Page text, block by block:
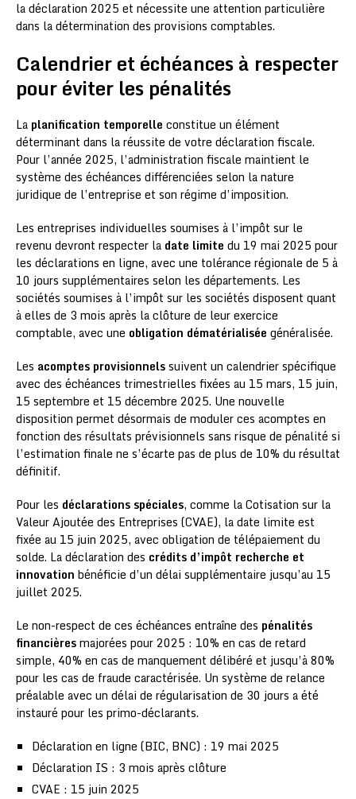
la déclaration 2025 et nécessite une attention particulière
dans la détermination des provisions comptables.
Calendrier et échéances à respecter
pour éviter les pénalités
La planification temporelle constitue un élément
déterminant dans la réussite de votre déclaration fiscale.
Pour l’année 2025, l’administration fiscale maintient le
système des échéances différenciées selon la nature
juridique de l’entreprise et son régime d’imposition.
Les entreprises individuelles soumises à l’impôt sur le
revenu devront respecter la date limite du 19 mai 2025 pour
les déclarations en ligne, avec une tolérance régionale de 5 à
10 jours supplémentaires selon les départements. Les
sociétés soumises à l’impôt sur les sociétés disposent quant
à elles de 3 mois après la clôture de leur exercice
comptable, avec une obligation dématérialisée généralisée.
Les acomptes provisionnelssuivent un calendrier spécifique
avec des échéances trimestrielles fixées au 15 mars, 15 juin,
15 septembre et 15 décembre 2025. Une nouvelle
disposition permet désormais de moduler ces acomptes en
fonction des résultats prévisionnels sans risque de pénalité si
l’estimation finale ne s’écarte pas de plus de 10% du résultat
définitif.
Pour les déclarations spéciales, comme la Cotisation sur la
Valeur Ajoutée des Entreprises (CVAE), la date limite est
fixée au 15 juin 2025, avec obligation de télépaiement du
solde. La déclaration des crédits d’impôt recherche et
innovation bénéficie d’un délai supplémentaire jusqu’au 15
juillet 2025.
Le non-respect de ces échéances entraîne des pénalités
financièresmajorées pour 2025 : 10% en cas de retard
simple, 40% en cas de manquement délibéré et jusqu’à 80%
pour les cas de fraude caractérisée. Un système de relance
préalable avec un délai de régularisation de 30 jours a été
instauré pour les primo-déclarants.
Déclaration en ligne (BIC, BNC) : 19 mai 2025
Déclaration IS : 3 mois après clôture
CVAE : 15 juin 2025